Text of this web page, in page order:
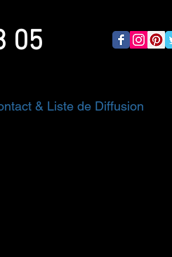
05
& Liste de Diffusion